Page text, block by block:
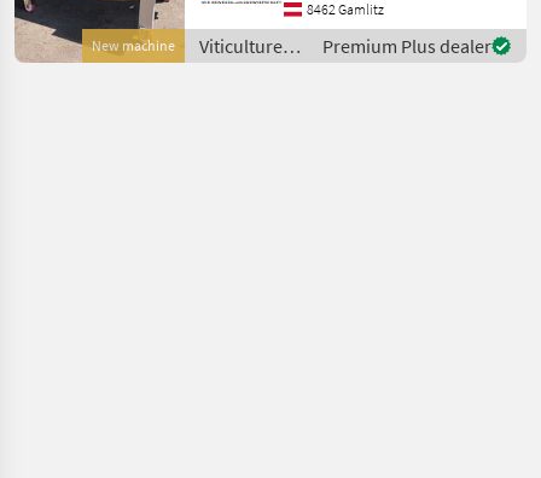
New machine
Leistungs-Verhältnis
Beschreibung: Der
Enoveneta Rebler ist eine
8462 Gamlitz
Viticulture
equipment /
Premium Plus dealer